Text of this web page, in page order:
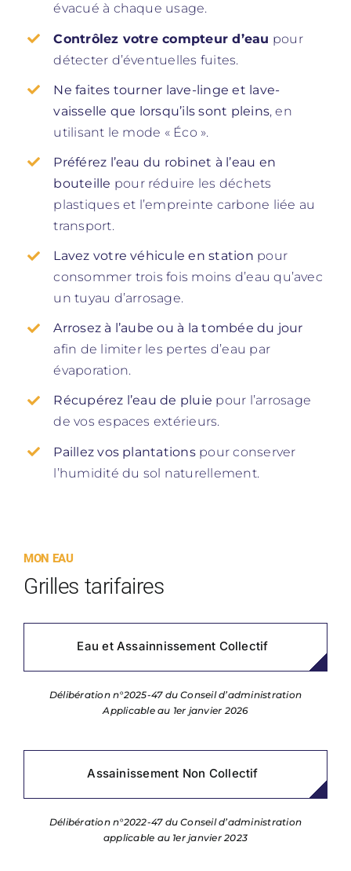
évacué à chaque usage.
Contrôlez votre compteur d’eau pour
détecter d’éventuelles fuites.
Ne faites tourner lave-linge et lave-
vaisselle que lorsqu’ils sont pleins, en
utilisant le mode « Éco ».
Préférez l’eau du robinet à l’eau en
bouteille pour réduire les déchets
plastiques et l’empreinte carbone liée au
transport.
Lavez votre véhicule en station pour
consommer trois fois moins d’eau qu’avec
un tuyau d’arrosage.
Arrosez à l’aube ou à la tombée du jour
afin de limiter les pertes d’eau par
évaporation.
Récupérez l’eau de pluie pour l’arrosage
de vos espaces extérieurs.
Paillez vos plantationspour conserver
l’humidité du sol naturellement.
MON EAU
Grilles tarifaires
Eau et Assainnissement Collectif
Délibération n°2025-47 du Conseil d’administration
Applicable au 1er janvier 2026
Assainissement Non Collectif
Délibération n°2022-47 du Conseil d’administration
applicable au 1er janvier 2023